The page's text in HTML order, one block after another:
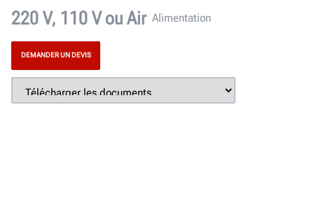
220 V, 110 V ou Air Alimentation
DEMANDER UN DEVIS